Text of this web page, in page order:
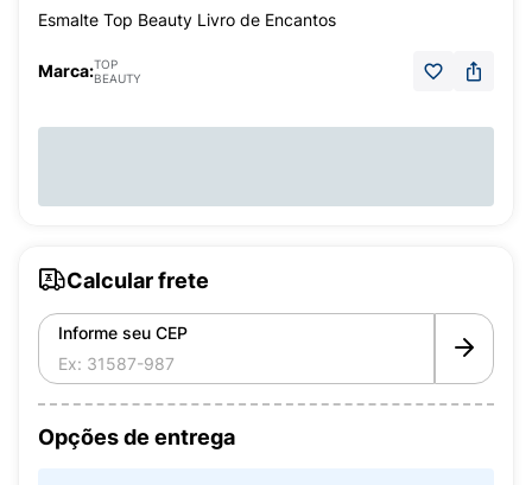
Esmalte Top Beauty Livro de Encantos
Marca:TOP
BEAUTY
Calcular frete
Informe seu CEP
Opções de entrega